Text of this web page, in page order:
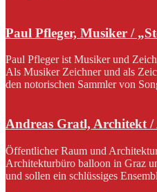
Paul Pfleger, Musiker /
Paul Pfleger ist Musiker und
Als Musiker Zeichner und als
den notorischen Sammler von
Andreas Gratl, Architekt
Öffentlicher Raum und
Architekturbüro balloon in Graz
und sollen ein schlüssiges